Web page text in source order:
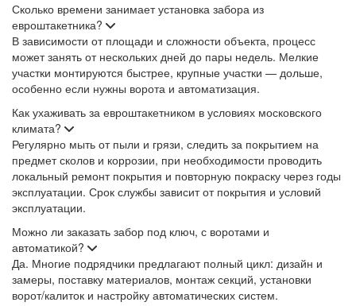
Сколько времени занимает установка забора из
евроштакетника?
В зависимости от площади и сложности объекта, процесс
может занять от нескольких дней до пары недель. Мелкие
участки монтируются быстрее, крупные участки — дольше,
особенно если нужны ворота и автоматизация.
Как ухаживать за евроштакетником в условиях московского
климата?
Регулярно мыть от пыли и грязи, следить за покрытием на
предмет сколов и коррозии, при необходимости проводить
локальный ремонт покрытия и повторную покраску через годы
эксплуатации. Срок службы зависит от покрытия и условий
эксплуатации.
Можно ли заказать забор под ключ, с воротами и
автоматикой?
Да. Многие подрядчики предлагают полный цикл: дизайн и
замеры, поставку материалов, монтаж секций, установки
ворот/калиток и настройку автоматических систем.